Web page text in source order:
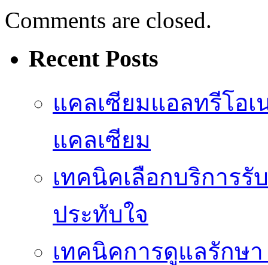
Comments are closed.
Recent Posts
แคลเซียมแอลทรีโอ
แคลเซียม
เทคนิคเลือกบริการรั
ประทับใจ
เทคนิคการดูแลรักษา